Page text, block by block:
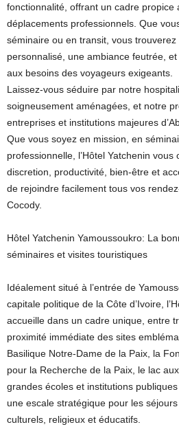
fonctionnalité, offrant un cadre propice
déplacements professionnels. Que
séminaire ou en transit, vous
personnalisé, une ambiance feutrée,
aux besoins des voyageurs exigeants.
Laissez-vous séduire par notre
soigneusement aménagées, et notre
entreprises et institutions majeures
Que vous soyez en mission, en
professionnelle, l’Hôtel Yatchenin
discretion, productivité, bien-être et
de rejoindre facilement tous vos
Cocody.
Hôtel Yatchenin Yamoussoukro: La
séminaires et visites touristiques
Idéalement situé à l’entrée de
capitale politique de la Côte d’Ivoire,
accueille dans un cadre unique, entre
proximité immédiate des sites
Basilique Notre-Dame de la Paix, la
pour la Recherche de la Paix, le lac
grandes écoles et institutions
une escale stratégique pour les séjours
culturels, religieux et éducatifs.